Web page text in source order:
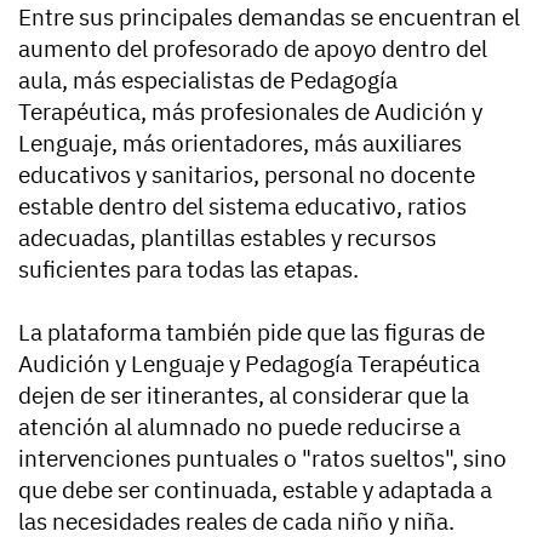
Entre sus principales demandas se encuentran el
aumento del profesorado de apoyo dentro del
aula, más especialistas de Pedagogía
Terapéutica, más profesionales de Audición y
Lenguaje, más orientadores, más auxiliares
educativos y sanitarios, personal no docente
estable dentro del sistema educativo, ratios
adecuadas, plantillas estables y recursos
suficientes para todas las etapas.
La plataforma también pide que las figuras de
Audición y Lenguaje y Pedagogía Terapéutica
dejen de ser itinerantes, al considerar que la
atención al alumnado no puede reducirse a
intervenciones puntuales o "ratos sueltos", sino
que debe ser continuada, estable y adaptada a
las necesidades reales de cada niño y niña.